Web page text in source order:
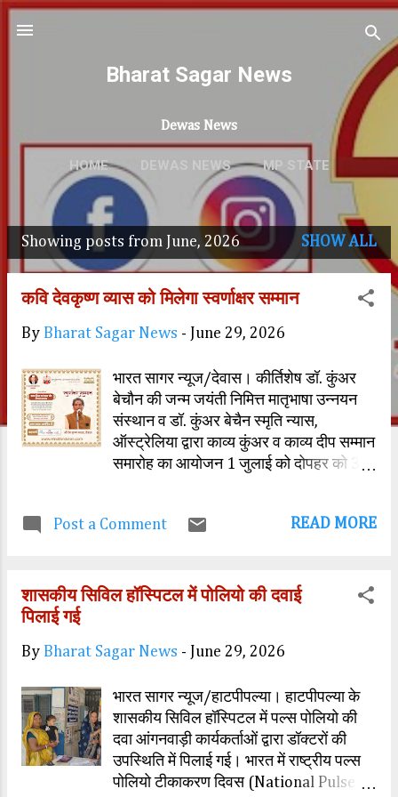
Bharat Sagar News
Dewas News
HOME DEWAS NEWS MP STATE
SPORTS MORE… CRIME NEWS
P
Showing posts from June, 2026 SHOW ALL
कवि देवकृष्ण व्यास को मिलेगा स्वर्णाक्षर सम्मान
By Bharat Sagar News - June 29, 2026
भारत सागर न्यूज/देवास। कीर्तिशेष डॉ. कुंअर
बेचौन की जन्म जयंती निमित्त मातृभाषा उन्नयन
संस्थान व डॉ. कुंअर बेचैन स्मृति न्यास,
ऑस्ट्रेलिया द्वारा काव्य कुंअर व काव्य दीप सम्मान
समारोह का आयोजन 1 जुलाई को दोपहर को 3
प्रतिवर्षानुसार मंचीय कवियों का सम्मान किया
निवासी सुप्रसिद्ध राष्ट्रवादी देवकृष्ण व्यास को
से सम्मानित होने वाले मंचीय कवियों में उज्जैन से
नरसिंहपुर से मेघा मिश्रा, बालाघाट से माही
शुक्ला, बालाघाट, आष्ट से अंकित शर्मा, मंदसौर से
अभिषेक सोलंकी व सुभाष बोराना, सनावद से गौरव
पटेल नीलकंठ व श्रीधरा पटेल, सोनगढ़ से
नारायण कुमावत, सिवनी से राज तेकाम, कसरावद
Post a Comment READ MORE
शासकीय सिविल हॉस्पिटल में पोलियो की दवाई
पिलाई गई
By Bharat Sagar News - June 29, 2026
भारत सागर न्यूज/हाटपीपल्या। हाटपीपल्या के
शासकीय सिविल हॉस्पिटल में पल्स पोलियो की
दवा आंगनवाड़ी कार्यकर्ताओं द्वारा डॉक्टरों की
उपस्थिति में पिलाई गई। भारत में राष्ट्रीय पल्स
पोलियो टीकाकरण दिवस (National Pulse